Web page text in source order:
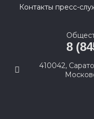
Контакты пресс-
8
410042,